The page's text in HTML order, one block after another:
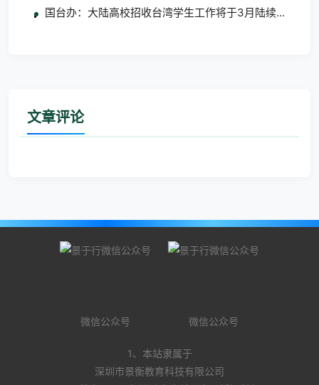
国台办：大陆高校招收台湾学生工作将于3月陆续启动
文章评论
微信公众号 微信公众号
1、本站隶属于
深圳市景衡教育科技有限公司